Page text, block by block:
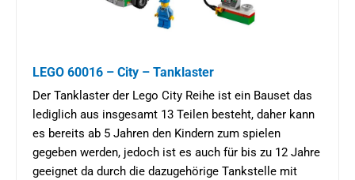
LEGO 60016 – City – Tanklaster
Der Tanklaster der Lego City Reihe ist ein Bauset das
lediglich aus insgesamt 13 Teilen besteht, daher kann
es bereits ab 5 Jahren den Kindern zum spielen
gegeben werden, jedoch ist es auch für bis zu 12 Jahre
geeignet da durch die dazugehörige Tankstelle mit